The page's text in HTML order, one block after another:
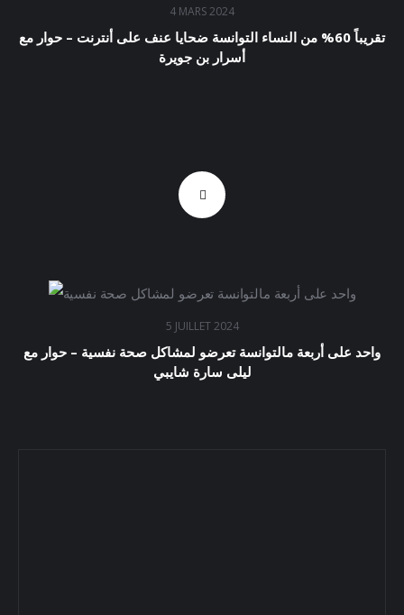
4 MARS 2024
تقريباً 60% من النساء التوانسة ضحايا عنف على أنترنت – حوار مع
أسرار بن جويرة
5 JUILLET 2024
واحد على أربعة مالتوانسة تعرضو لمشاكل صحة نفسية – حوار مع
ليلى سارة شايبي